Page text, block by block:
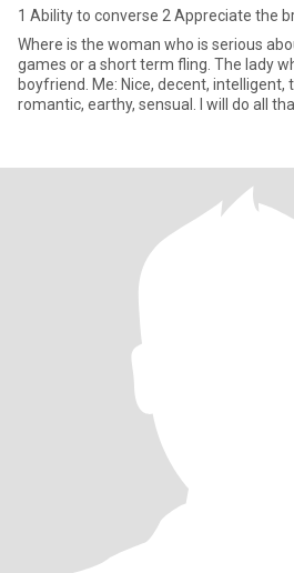
1 Ability to converse 2 Appreciate the
Where is the woman who is serious
games or a short term fling. The lady
boyfriend. Me: Nice, decent,
romantic, earthy, sensual. I will do all